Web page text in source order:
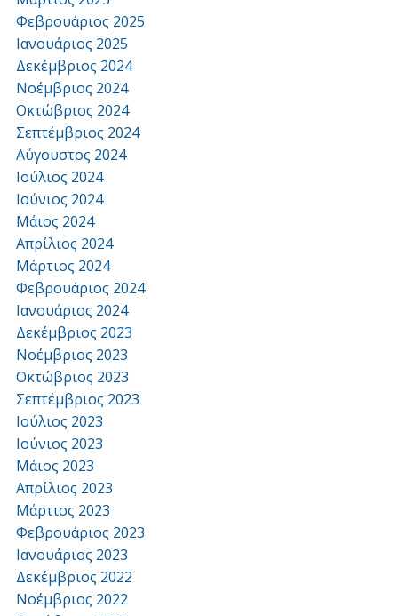
Φεβρουάριος 2025
Ιανουάριος 2025
Δεκέμβριος 2024
Νοέμβριος 2024
Οκτώβριος 2024
Σεπτέμβριος 2024
Αύγουστος 2024
Ιούλιος 2024
Ιούνιος 2024
Μάιος 2024
Απρίλιος 2024
Μάρτιος 2024
Φεβρουάριος 2024
Ιανουάριος 2024
Δεκέμβριος 2023
Νοέμβριος 2023
Οκτώβριος 2023
Σεπτέμβριος 2023
Ιούλιος 2023
Ιούνιος 2023
Μάιος 2023
Απρίλιος 2023
Μάρτιος 2023
Φεβρουάριος 2023
Ιανουάριος 2023
Δεκέμβριος 2022
Νοέμβριος 2022